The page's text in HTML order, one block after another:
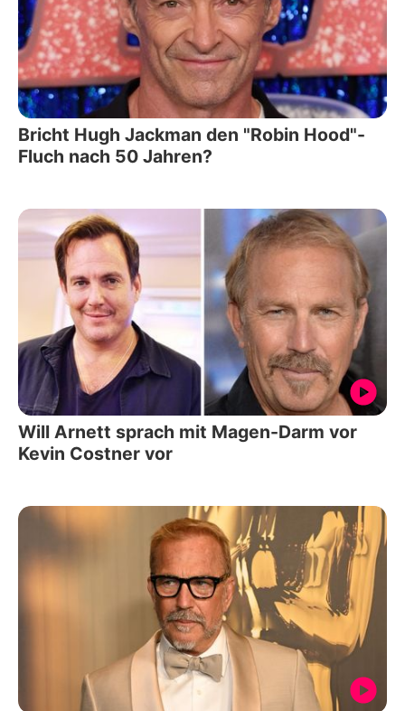
Bricht Hugh Jackman den "Robin Hood"-
Fluch nach 50 Jahren?
Will Arnett sprach mit Magen-Darm vor
Kevin Costner vor